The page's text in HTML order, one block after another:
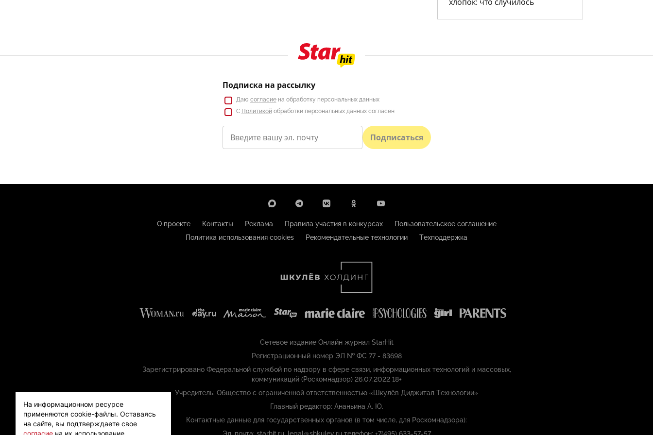
Подписка на рассылку
Даю согласиена обработку персональных данных
С Политикойобработки персональных данных согласен
Подписаться
О проекте Контакты Реклама Правила участия в конкурсах
Пользовательское соглашение
Политика использования cookies
Рекомендательные технологии Техподдержка
Сетевое издание Онлайн журнал StarHit
Регистрационный номер ЭЛ № ФС 77 - 83698
Зарегистрировано Федеральной службой по надзору в сфере связи, информационных технологий и массовых,
коммуникаций (Роскомнадзор) 26.07.2022 18+
Учредитель: Общество с ограниченной ответственностью «Шкулёв Диджитал Технологии»
Главный редактор: Ананьина А. Ю.
Контактные данные для государственных органов (в том числе, для Роскомнадзора):
На информационном ресурсе
применяются cookie-файлы. Оставаясь
на сайте, вы подтверждаете свое
согласие на их использование.